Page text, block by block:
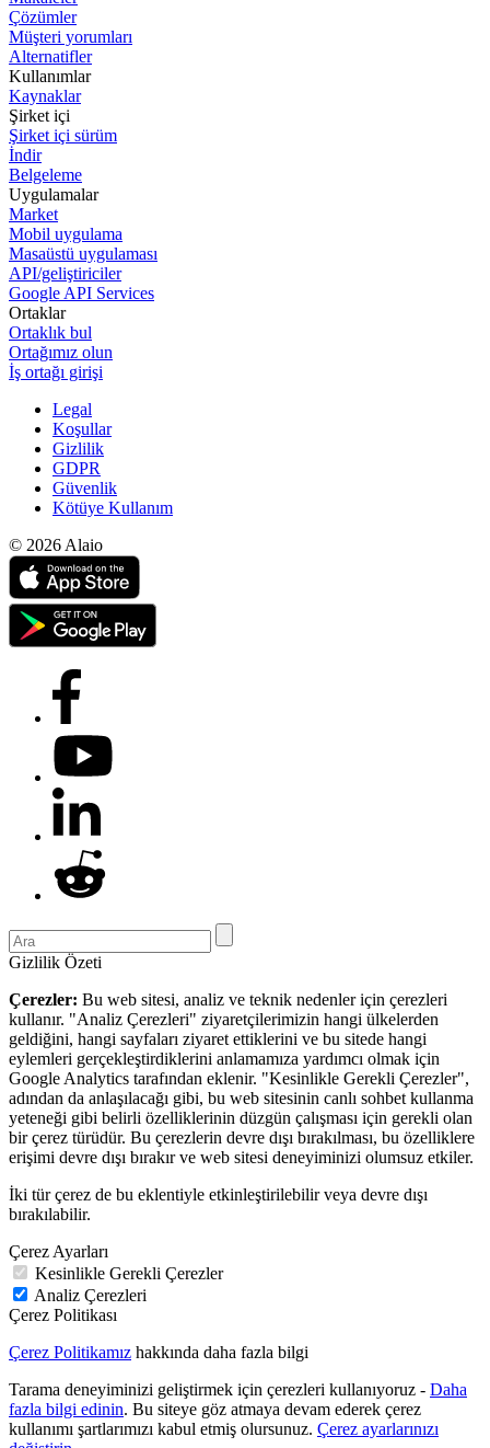
Çözümler
Müşteri yorumları
Alternatifler
Kullanımlar
Kaynaklar
Şirket içi
Şirket içi sürüm
İndir
Belgeleme
Uygulamalar
Market
Mobil uygulama
Masaüstü uygulaması
API/geliştiriciler
Google API Services
Ortaklar
Ortaklık bul
Ortağımız olun
İş ortağı girişi
Legal
Koşullar
Gizlilik
GDPR
Güvenlik
Kötüye Kullanım
© 2026 Alaio
Gizlilik Özeti
Çerezler: Bu web sitesi, analiz ve teknik nedenler için çerezleri
kullanır. "Analiz Çerezleri" ziyaretçilerimizin hangi ülkelerden
geldiğini, hangi sayfaları ziyaret ettiklerini ve bu sitede hangi
eylemleri gerçekleştirdiklerini anlamamıza yardımcı olmak için
Google Analytics tarafından eklenir. "Kesinlikle Gerekli Çerezler",
adından da anlaşılacağı gibi, bu web sitesinin canlı sohbet kullanma
yeteneği gibi belirli özelliklerinin düzgün çalışması için gerekli olan
bir çerez türüdür. Bu çerezlerin devre dışı bırakılması, bu özelliklere
erişimi devre dışı bırakır ve web sitesi deneyiminizi olumsuz etkiler.
İki tür çerez de bu eklentiyle etkinleştirilebilir veya devre dışı
bırakılabilir.
Çerez Ayarları
Kesinlikle Gerekli Çerezler
Analiz Çerezleri
Çerez Politikası
Çerez Politikamız hakkında daha fazla bilgi
Tarama deneyiminizi geliştirmek için çerezleri kullanıyoruz - Daha
fazla bilgi edinin. Bu siteye göz atmaya devam ederek çerez
kullanımı şartlarımızı kabul etmiş olursunuz. Çerez ayarlarınızı